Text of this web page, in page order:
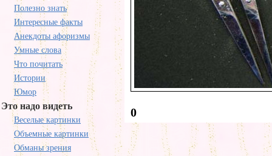
Полезно знать
Интересные факты
Анекдоты афоризмы
Умные слова
Что почитать
Истории
Юмор
Это надо видеть
Веселые картинки
Объемные картинки
Обманы зрения
0